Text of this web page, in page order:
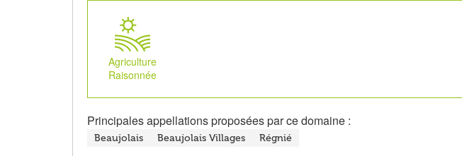
Agriculture
Raisonnée
Principales appellations proposées par ce domaine :
Beaujolais Beaujolais Villages Régnié